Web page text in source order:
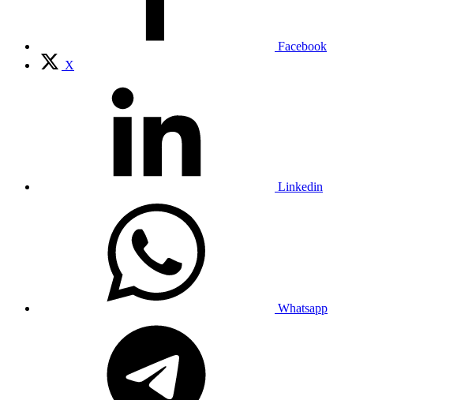
Facebook
X
Linkedin
Whatsapp